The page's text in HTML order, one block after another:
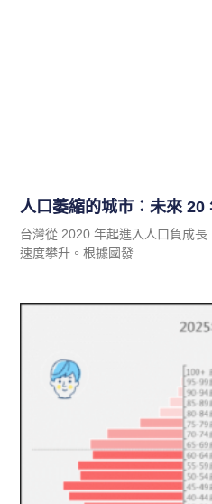
台灣從 2020 年起進入人口負成
速度攀升。根據國發